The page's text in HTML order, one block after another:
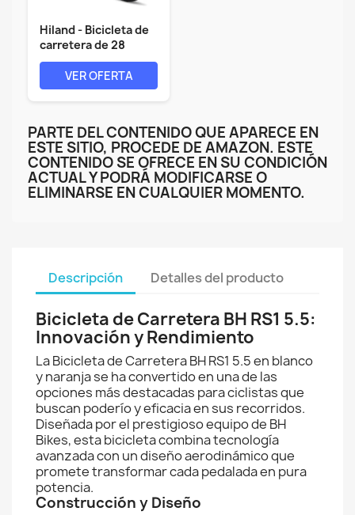
Hiland - Bicicleta de
carretera de 28
pulgadas,...
VER OFERTA
PARTE DEL CONTENIDO QUE APARECE EN
ESTE SITIO, PROCEDE DE AMAZON. ESTE
CONTENIDO SE OFRECE EN SU CONDICIÓN
ACTUAL Y PODRÁ MODIFICARSE O
ELIMINARSE EN CUALQUIER MOMENTO.
Descripción Detalles del producto
Bicicleta de Carretera BH RS1 5.5:
Innovación y Rendimiento
La Bicicleta de Carretera BH RS1 5.5 en blanco
y naranja se ha convertido en una de las
opciones más destacadas para ciclistas que
buscan poderío y eficacia en sus recorridos.
Diseñada por el prestigioso equipo de BH
Bikes, esta bicicleta combina tecnología
avanzada con un diseño aerodinámico que
promete transformar cada pedalada en pura
potencia.
Construcción y Diseño